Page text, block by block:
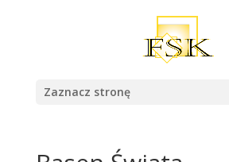
Zaznacz stronę